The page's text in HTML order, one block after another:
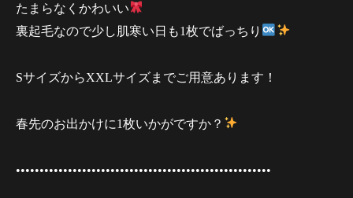
たまらなくかわいい
裏起毛なので少し肌寒い日も1枚でばっちり
SサイズからXXLサイズまでご用意あります！
春先のお出かけに1枚いかがですか？
••••••••••••••••••••••••••••••••••••••••••••••••••••••